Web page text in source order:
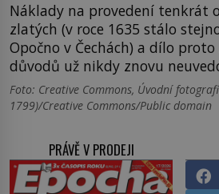
Náklady na provedení tenkrát
zlatých (v roce 1635 stálo
Opočno v Čechách) a dílo
důvodů už nikdy znovu
Foto: Creative Commons, Úvodní
1799)/Creative Commons/Public domain
PRÁVĚ V PRODEJI